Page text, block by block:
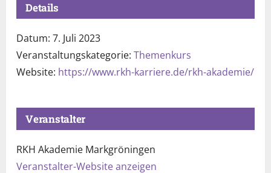
Details
Datum: 7. Juli 2023
Veranstaltungskategorie: Themenkurs
Website: https://www.rkh-karriere.de/rkh-akademie/
Veranstalter
RKH Akademie Markgröningen
Veranstalter-Website anzeigen